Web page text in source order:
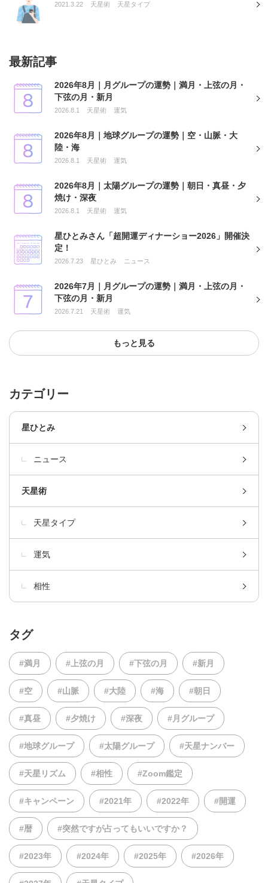
2021.3.22 天星術 天星タイプ
最新記事
2026年8月｜月グループの運勢｜満月・上弦の月・
下弦の月・新月
2026.8.1 天星術 運気
2026年8月｜地球グループの運勢｜空・山脈・大
陸・海
2026.8.1 天星術 運気
2026年8月｜太陽グループの運勢｜朝日・真昼・夕
焼け・深夜
2026.8.1 天星術 運気
星ひとみさん「超開運ディナーショー2026」開催決
定！
2026.7.23 星ひとみ ニュース
2026年7月｜月グループの運勢｜満月・上弦の月・
下弦の月・新月
2026.7.21 天星術 運気
もっと見る
カテゴリー
星ひとみ
ニュース
天星術
天星タイプ
運気
相性
タグ
#満月 #上弦の月 #下弦の月 #新月
#空 #山脈 #大陸 #海 #朝日
#真昼 #夕焼け #深夜 #月グループ
#地球グループ #太陽グループ #天星ナンバー
#天星リズム #相性 #Zoom鑑定
#キャンペーン #2021年 #2022年 #開運
#暦 #突然ですが占ってもいいですか？
#2023年 #2024年 #2025年 #2026年